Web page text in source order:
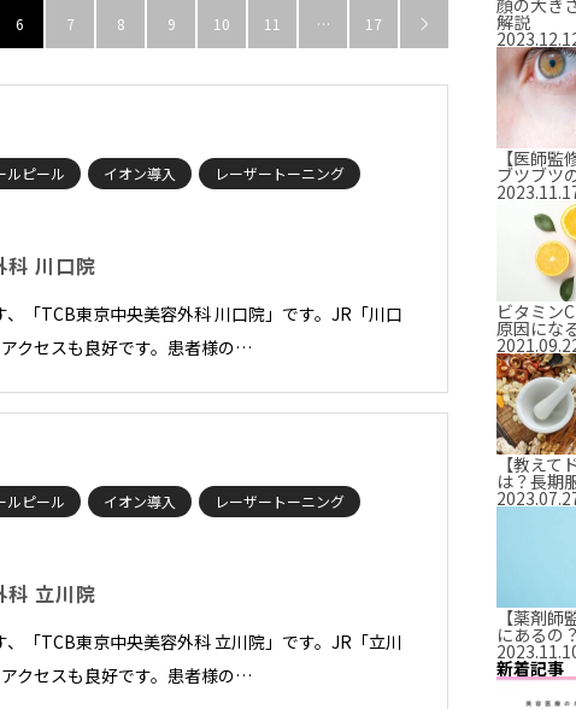
6 7 8 9 10 11 … 17 
ルピール イオン導入
レーザートーニング
科 川口院
「TCB東京中央美容外科 川口院」です。JR「川口
クセスも良好です。患者様の…
ルピール イオン導入
レーザートーニング
科 立川院
「TCB東京中央美容外科 立川院」です。JR「立川
クセスも良好です。患者様の…
顔の大き
解説
【医師
ブツブツ
ビタミン
原因にな
【教え
は？長期
【薬剤
にあるの？
新着記事